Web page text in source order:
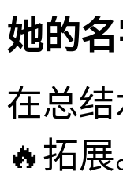
她的
在总
🔥拓